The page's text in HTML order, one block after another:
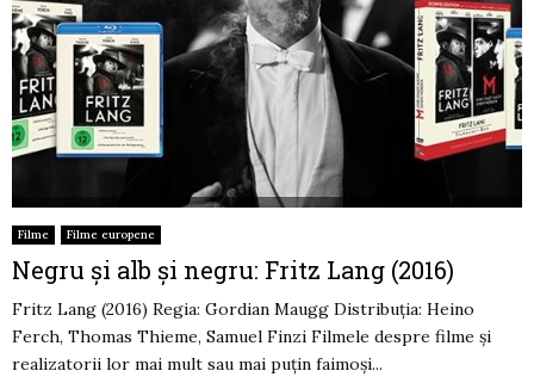
Filme Filme europene
Negru și alb și negru: Fritz Lang (2016)
Fritz Lang (2016) Regia: Gordian Maugg Distribuția: Heino
Ferch, Thomas Thieme, Samuel Finzi Filmele despre filme și
realizatorii lor mai mult sau mai puțin faimoși...